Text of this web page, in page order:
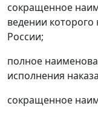
сокращенное
ведении
России;
полное
исполнения
сокращенное